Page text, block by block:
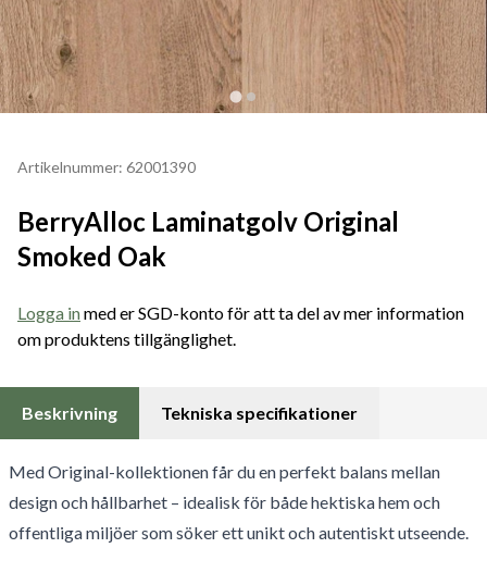
Artikelnummer: 62001390
BerryAlloc Laminatgolv Original
Smoked Oak
Logga inmed er SGD-konto för att ta del av mer information
om produktens tillgänglighet.
Beskrivning Tekniska specifikationer
Med Original-kollektionen får du en perfekt balans mellan
design och hållbarhet – idealisk för både hektiska hem och
offentliga miljöer som söker ett unikt och autentiskt utseende.